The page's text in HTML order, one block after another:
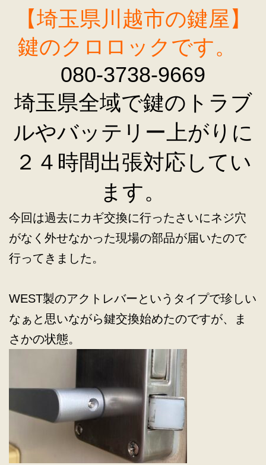
【埼玉県川越市の鍵屋】
鍵のクロロックです。
080-3738-9669
埼玉県全域で鍵のトラブ
ルやバッテリー上がりに
２４時間出張対応してい
ます。
今回は過去にカギ交換に行ったさいにネジ穴
がなく外せなかった現場の部品が届いたので
行ってきました。
WEST製のアクトレバーというタイプで珍しい
なぁと思いながら鍵交換始めたのですが、ま
さかの状態。